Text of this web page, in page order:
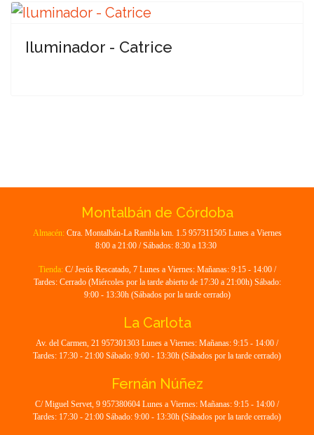
Iluminador - Catrice
Montalbán de Córdoba
Almacén: Ctra. Montalbán-La Rambla km. 1.5 957311505 Lunes a Viernes
8:00 a 21:00 / Sábados: 8:30 a 13:30
Tienda: C/ Jesús Rescatado, 7 Lunes a Viernes: Mañanas: 9:15 - 14:00 /
Tardes: Cerrado (Miércoles por la tarde abierto de 17:30 a 21:00h) Sábado:
9:00 - 13:30h (Sábados por la tarde cerrado)
La Carlota
Av. del Carmen, 21 957301303 Lunes a Viernes: Mañanas: 9:15 - 14:00 /
Tardes: 17:30 - 21:00 Sábado: 9:00 - 13:30h (Sábados por la tarde cerrado)
Fernán Núñez
C/ Miguel Servet, 9 957380604 Lunes a Viernes: Mañanas: 9:15 - 14:00 /
Tardes: 17:30 - 21:00 Sábado: 9:00 - 13:30h (Sábados por la tarde cerrado)